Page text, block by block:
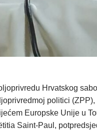
Hrvatskog
politici
Europske Unije u
Saint-Paul,